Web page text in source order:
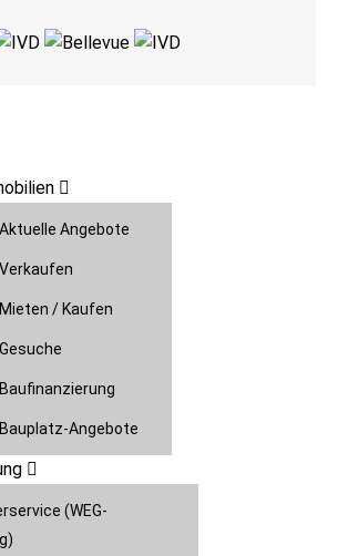
Aktuelle Angebote
Verkaufen
Mieten / Kaufen
Gesuche
Baufinanzierung
Bauplatz-Angebote
(WEG-